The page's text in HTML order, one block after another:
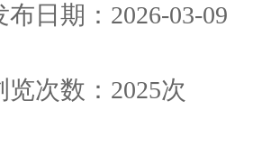
布日期：2026-03-09
览次数： 2025次